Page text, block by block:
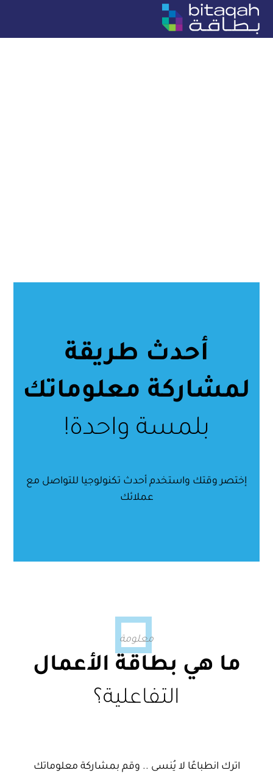
أحدث طريقة
لمشاركة معلوماتك
بلمسة واحدة!
إختصر وقتك واستخدم أحدث تكنولوجيا للتواصل مع
عملائك
معلومة
ما هي بطاقة الأعمال
التفاعلية؟
اترك انطباعًا لا يُنسى .. وقم بمشاركة معلوماتك